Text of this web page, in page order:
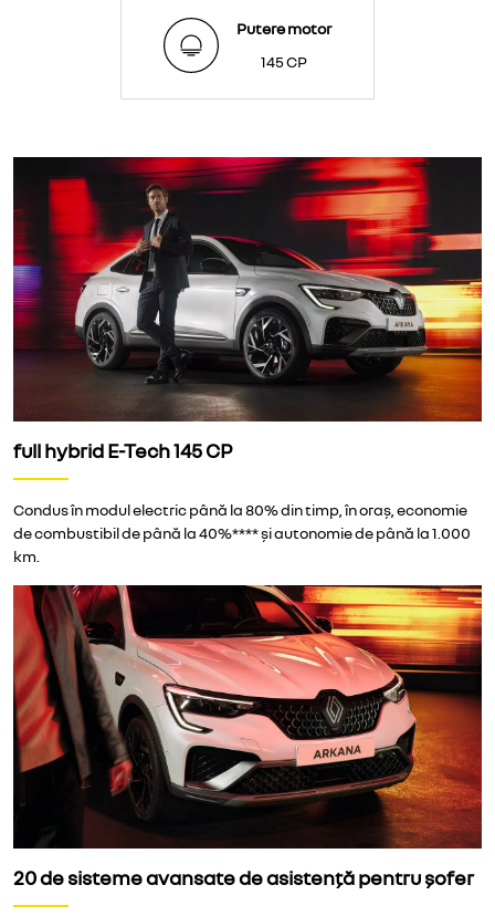
Putere motor
145 CP
full hybrid E-Tech 145 CP
Condus în modul electric până la 80% din timp, în oraș, economie
de combustibil de până la 40%**** și autonomie de până la 1.000
km.
20 de sisteme avansate de asistență pentru șofer